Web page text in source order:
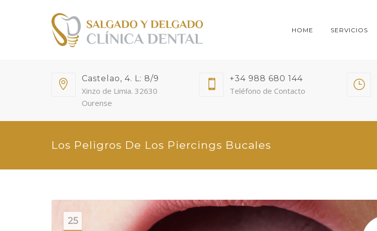
HOME SERVICIOS
Castelao, 4. L: 8/9
Xinzo de Limia. 32630
Ourense
+34 988 680 144
Teléfono de Contacto
Los Peligros De Los Piercings Bucales
25